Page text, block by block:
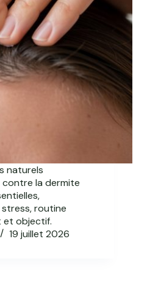
naturels
la dermite
routine
et objectif.
19 juillet 2026